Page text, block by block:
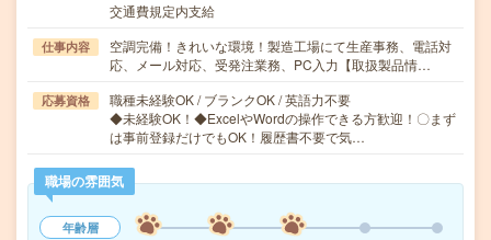
交通費規定内支給
仕事内容
空調完備！きれいな環境！製造工場にて生産事務、電話対
応、メール対応、受発注業務、PC入力【取扱製品情…
応募資格
職種未経験OK / ブランクOK / 英語力不要
◆未経験OK！◆ExcelやWordの操作できる方歓迎！〇まず
は事前登録だけでもOK！履歴書不要で気…
職場の雰囲気
年齢層